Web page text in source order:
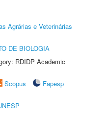
Agrárias e Veterinárias
DE BIOLOGIA
RDIDP Academic
Scopus
Fapesp